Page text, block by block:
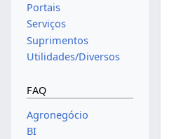
Portais
Serviços
Suprimentos
Utilidades/Diversos
FAQ
Agronegócio
BI